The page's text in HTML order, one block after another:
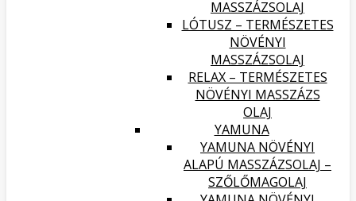
MASSZÁZSOLAJ
LÓTUSZ – TERMÉSZETES
NÖVÉNYI
MASSZÁZSOLAJ
RELAX – TERMÉSZETES
NÖVÉNYI MASSZÁZS
OLAJ
YAMUNA
YAMUNA NÖVÉNYI
ALAPÚ MASSZÁZSOLAJ –
SZŐLŐMAGOLAJ